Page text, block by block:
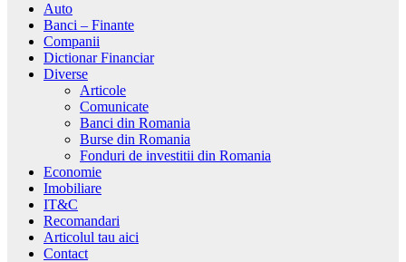
Auto
Banci – Finante
Companii
Dictionar Financiar
Diverse
Articole
Comunicate
Banci din Romania
Burse din Romania
Fonduri de investitii din Romania
Economie
Imobiliare
IT&C
Recomandari
Articolul tau aici
Contact